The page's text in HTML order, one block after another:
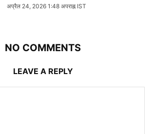
अप्रैल 24, 2026 1:48 अपराह्न IST
NO COMMENTS
LEAVE A REPLY